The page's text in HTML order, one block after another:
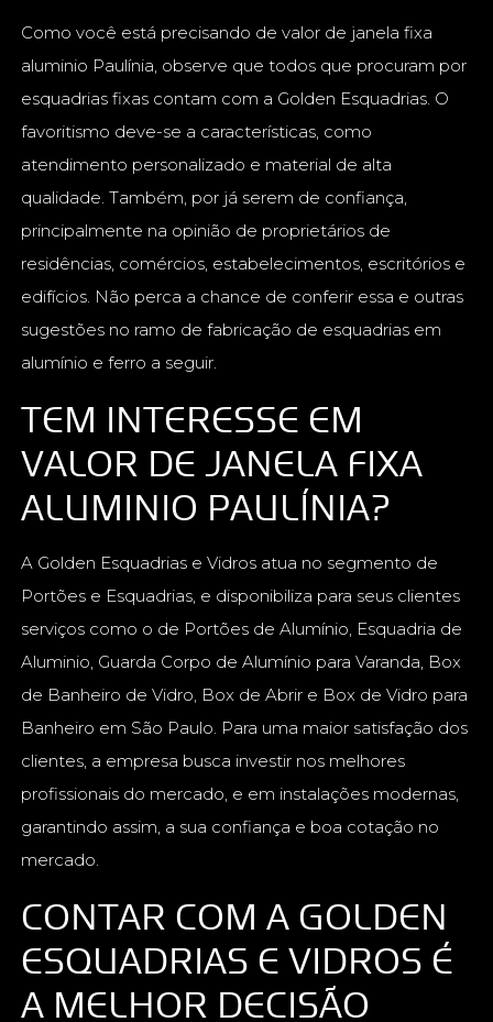
Como você está precisando de valor de janela fixa
aluminio Paulínia, observe que todos que procuram por
esquadrias fixas contam com a Golden Esquadrias. O
favoritismo deve-se a características, como
atendimento personalizado e material de alta
qualidade. Também, por já serem de confiança,
principalmente na opinião de proprietários de
residências, comércios, estabelecimentos, escritórios e
edifícios. Não perca a chance de conferir essa e outras
sugestões no ramo de fabricação de esquadrias em
alumínio e ferro a seguir.
TEM INTERESSE EM
VALOR DE JANELA FIXA
ALUMINIO PAULÍNIA?
A Golden Esquadrias e Vidros atua no segmento de
Portões e Esquadrias, e disponibiliza para seus clientes
serviços como o de Portões de Alumínio, Esquadria de
Aluminio, Guarda Corpo de Alumínio para Varanda, Box
de Banheiro de Vidro, Box de Abrir e Box de Vidro para
Banheiro em São Paulo. Para uma maior satisfação dos
clientes, a empresa busca investir nos melhores
profissionais do mercado, e em instalações modernas,
garantindo assim, a sua confiança e boa cotação no
mercado.
CONTAR COM A GOLDEN
ESQUADRIAS E VIDROS É
A MELHOR DECISÃO